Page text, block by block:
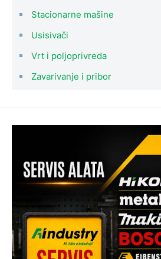
Stacionarne mašine
Usisivači
Vrt i poljoprivreda
Zavarivanje i pribor